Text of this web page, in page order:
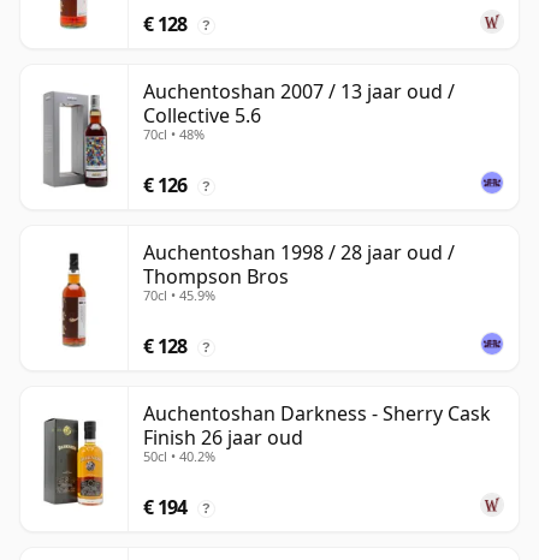
€ 128 ?
Auchentoshan 2007 / 13 jaar oud /
Collective 5.6
70cl • 48%
€ 126 ?
Auchentoshan 1998 / 28 jaar oud /
Thompson Bros
70cl • 45.9%
€ 128 ?
Auchentoshan Darkness - Sherry Cask
Finish 26 jaar oud
50cl • 40.2%
€ 194 ?